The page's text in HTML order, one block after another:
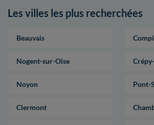
Les villes les plus recherchées
Beauvais
Nogent-sur-Oise
Noyon Pont-
Clermont